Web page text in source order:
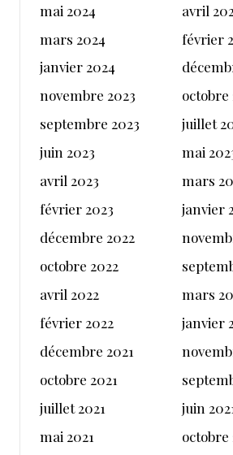
mai 2024
avril
mars 2024
février
janvier 2024
novembre 2023
octobre
septembre 2023
juillet
juin 2023
mai
avril 2023
mars
février 2023
janvier
décembre 2022
octobre 2022
avril 2022
mars
février 2022
janvier
décembre 2021
octobre 2021
juillet 2021
juin
mai 2021
octobre